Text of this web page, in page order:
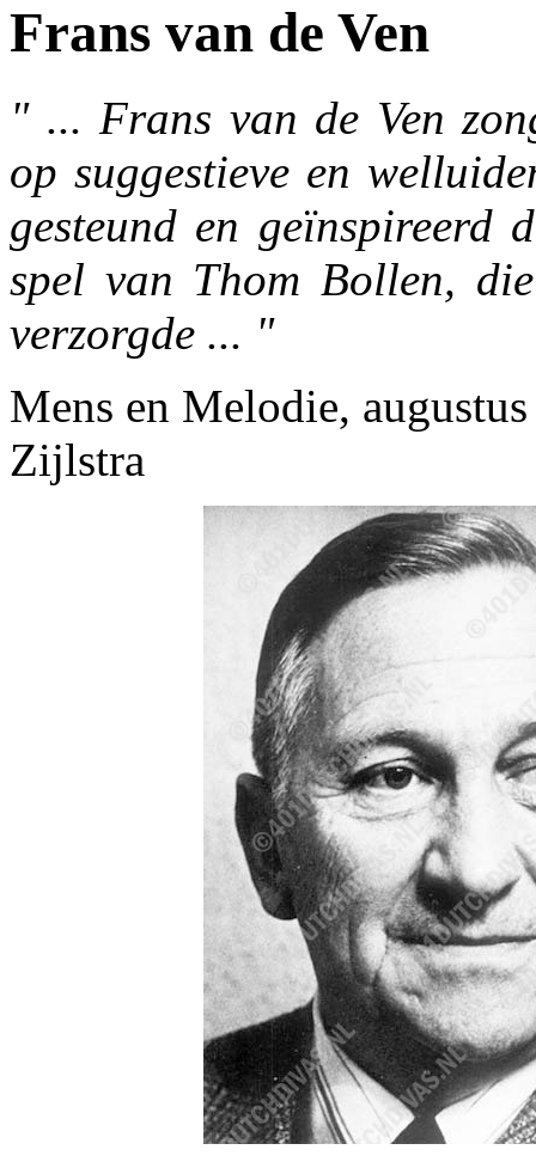
Frans van de Ven
" ... Frans van de Ven
op suggestieve en
gesteund en geïnspireerd
spel van Thom Bollen,
verzorgde ... "
Mens en Melodie,
Zijlstra